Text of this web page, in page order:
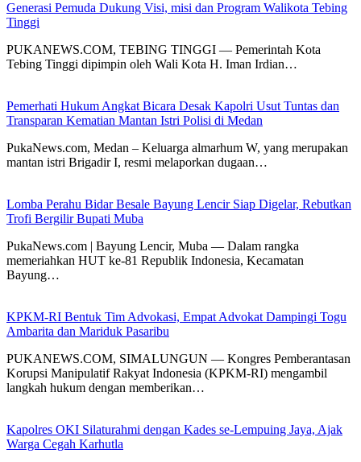
Generasi Pemuda Dukung Visi, misi dan Program Walikota Tebing
Tinggi
PUKANEWS.COM, TEBING TINGGI — Pemerintah Kota
Tebing Tinggi dipimpin oleh Wali Kota H. Iman Irdian…
Pemerhati Hukum Angkat Bicara Desak Kapolri Usut Tuntas dan
Transparan Kematian Mantan Istri Polisi di Medan
PukaNews.com, Medan – Keluarga almarhum W, yang merupakan
mantan istri Brigadir I, resmi melaporkan dugaan…
Lomba Perahu Bidar Besale Bayung Lencir Siap Digelar, Rebutkan
Trofi Bergilir Bupati Muba
PukaNews.com | Bayung Lencir, Muba — Dalam rangka
memeriahkan HUT ke-81 Republik Indonesia, Kecamatan
Bayung…
KPKM-RI Bentuk Tim Advokasi, Empat Advokat Dampingi Togu
Ambarita dan Mariduk Pasaribu
PUKANEWS.COM, SIMALUNGUN — Kongres Pemberantasan
Korupsi Manipulatif Rakyat Indonesia (KPKM-RI) mengambil
langkah hukum dengan memberikan…
Kapolres OKI Silaturahmi dengan Kades se-Lempuing Jaya, Ajak
Warga Cegah Karhutla